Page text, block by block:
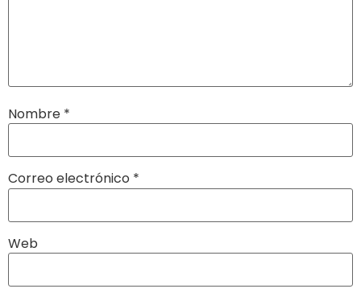
Nombre *
Correo electrónico *
Web